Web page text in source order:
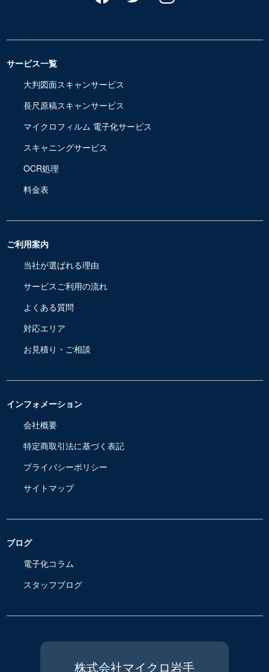
サービス一覧
大判図面スキャンサービス
長尺原稿スキャンサービス
マイクロフィルム 電子化サービス
スキャニングサービス
OCR処理
料金表
ご利用案内
当社が選ばれる理由
サービスご利用の流れ
よくある質問
対応エリア
お見積り・ご相談
インフォメーション
会社概要
特定商取引法に基づく表記
プライバシーポリシー
サイトマップ
ブログ
電子化コラム
スタッフブログ
株式会社マイクロ岩手